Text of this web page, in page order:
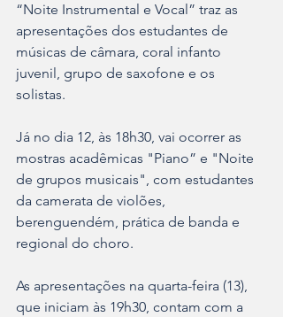
“Noite Instrumental e Vocal” traz as
apresentações dos estudantes de
músicas de câmara, coral infanto
juvenil, grupo de saxofone e os
solistas.
Já no dia 12, às 18h30, vai ocorrer as
mostras acadêmicas "Piano” e "Noite
de grupos musicais", com estudantes
da camerata de violões,
berenguendém, prática de banda e
regional do choro.
As apresentações na quarta-feira (13),
que iniciam às 19h30, contam com a